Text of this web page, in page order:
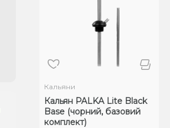
Кальяни
Кальян PALKA Lite Black
Base (чорний, базовий
комплект)